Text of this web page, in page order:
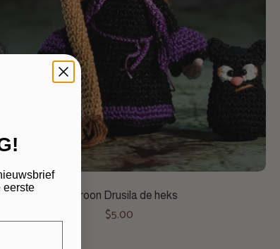
Toevoegen aan winkelwagen
Patroon Drusila de heks
$5.00
eerste